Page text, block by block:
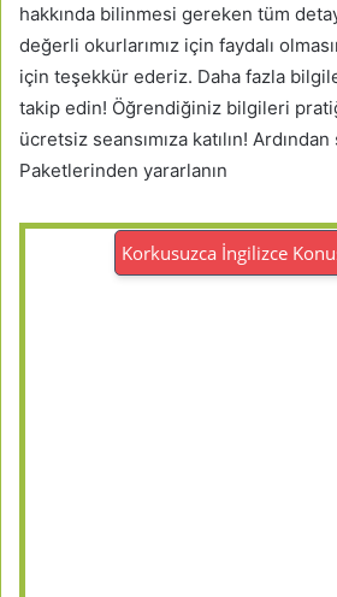
hakkında bilinmesi gereken tüm
değerli okurlarımız için faydalı
için teşekkür ederiz. Daha fazla
takip edin! Öğrendiğiniz bilgileri
ücretsiz seansımıza katılın!
Paketlerinden yararlanın
Korkusuzca İngilizce